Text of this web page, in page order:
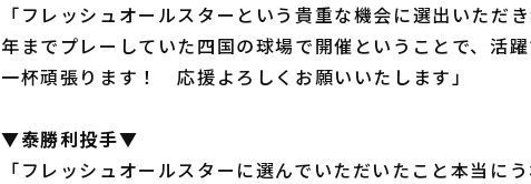
「フレッシュオールスターという貴重な機会に選出いただ
年までプレーしていた四国の球場で開催ということで、活
一杯頑張ります！ 応援よろしくお願いいたします」
▼泰勝利投手▼
「フレッシュオールスターに選んでいただいたこと本当に